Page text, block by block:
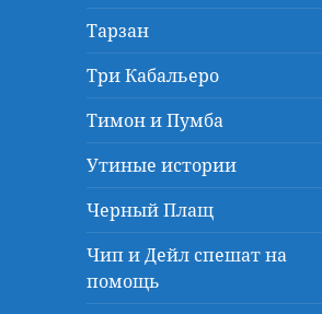
Тарзан
Три Кабальеро
Тимон и Пумба
Утиные истории
Черный Плащ
Чип и Дейл спешат на
помощь